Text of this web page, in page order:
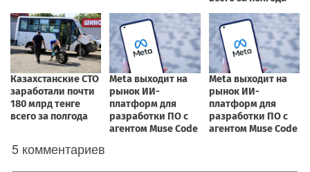
5 комментариев